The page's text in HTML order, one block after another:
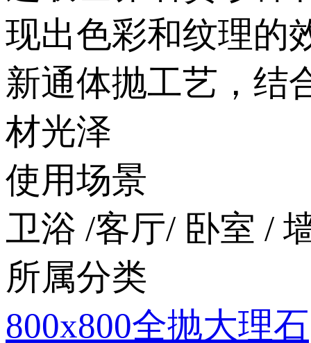
现出色彩和纹理的效
新通体抛工艺，
材光泽
使用场景
卫浴 /客厅/ 卧室 /
所属分类
800x800全抛大理石